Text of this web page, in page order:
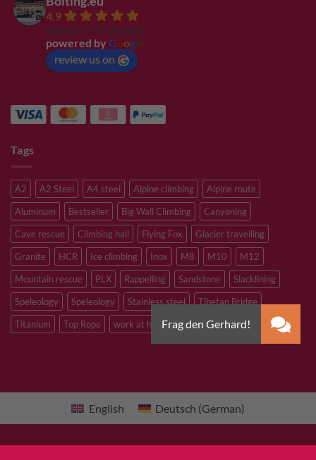
4.9
Based on 94 reviews
powered by G ogl
review us on
Tags
A2 A2 Steel A4 steel Alpine climbing
Alpine route
Aluminum
Bestseller Big Wall Climbing
Canyoning
Cave rescue
Climbing hall Flying Fox
Glacier travelling
Granite
HCR Ice climbing Inox M8 M10
M12
Mountain rescue
PLX Rappelling Sandstone
Slacklining
Speleology
Speleology Stainless steel
Tibetan Bridge
Titanium
Top Rope work at heights zinc plated steel
English Deutsch (German)